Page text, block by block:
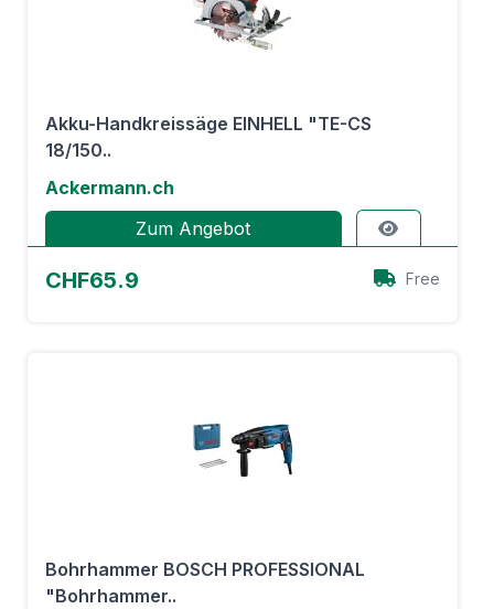
Akku-Handkreissäge EINHELL "TE-CS
18/150..
Ackermann.ch
Zum Angebot
CHF65.9 Free
Bohrhammer BOSCH PROFESSIONAL
"Bohrhammer..